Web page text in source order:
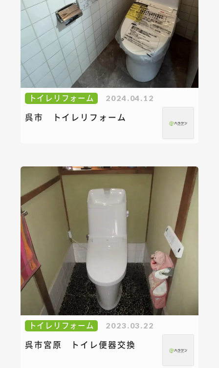
トイレリフォーム 2024.04.12
呉市 トイレリフォーム
トイレリフォーム 2023.03.22
呉市宮原 トイレ便器交換